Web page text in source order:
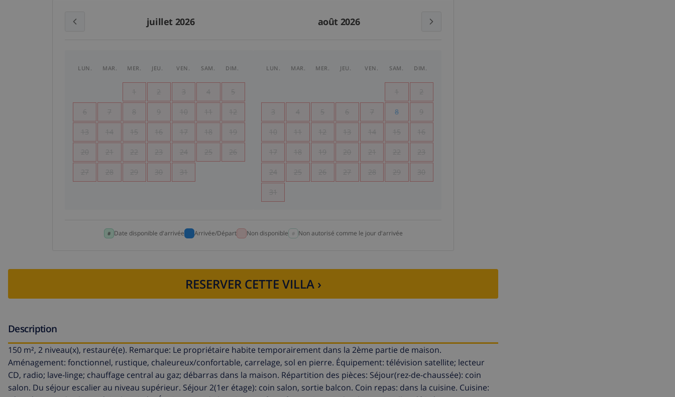
juillet 2026 août 2026
LUN. MAR. MER. JEU. VEN. SAM. DIM.
1 2 3 4 5
6 7 8 9 10 11 12
13 14 15 16 17 18 19
20 21 22 23 24 25 26
27 28 29 30 31
LUN. MAR. MER. JEU. VEN. SAM. DIM.
1 2
3 4 5 6 7 8 9
10 11 12 13 14 15 16
17 18 19 20 21 22 23
24 25 26 27 28 29 30
31
Date disponible d'arrivée Arrivée/Départ Non disponible Non autorisé comme le jour d'arrivée
RESERVER CETTE VILLA ›
Description
150 m², 2 niveau(x), restauré(e). Remarque: Le propriétaire habite temporairement dans la 2ème partie de maison.
Aménagement: fonctionnel, rustique, chaleureux/confortable, carrelage, sol en pierre. Équipement: télévision satellite; lecteur
CD, radio; lave-linge; chauffage central au gaz; débarras dans la maison. Répartition des pièces: Séjour(rez-de-chaussée): coin
salon. Du séjour escalier au niveau supérieur. Séjour 2(1er étage): coin salon, sortie balcon. Coin repas: dans la cuisine. Cuisine: